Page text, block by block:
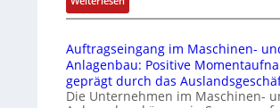
s
s
s
i
b
r
i
n
e
4
3
Z
e
r
t
D
u
c
k
a
Auftragseingang im Maschinen-
Anlagenbau: Positive
geprägt durch das
Die Unternehmen im Maschinen-